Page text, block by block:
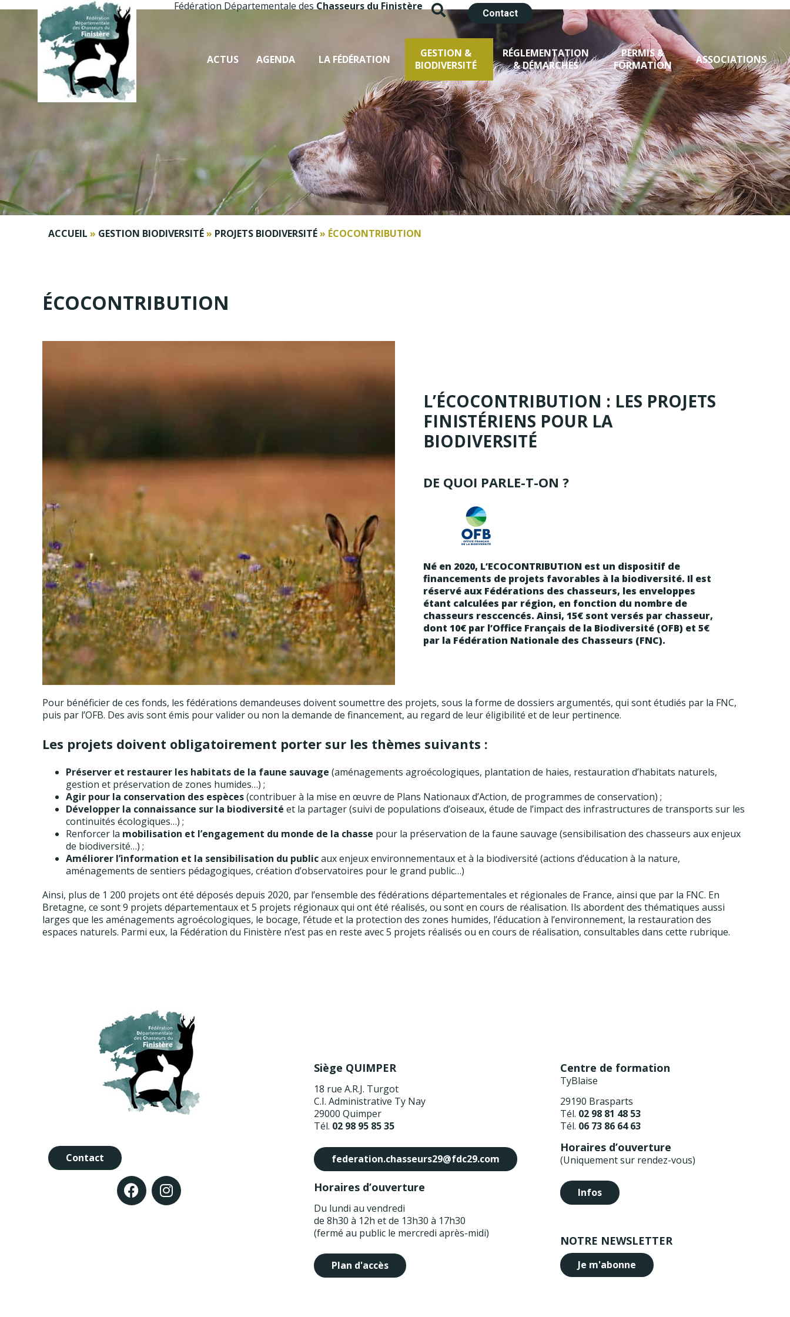
Fédération Départementale des Chasseurs du Finistère
Contact
ACTUS AGENDA LA FÉDÉRATION
GESTION &
BIODIVERSITÉ
RÉGLEMENTATION
& DÉMARCHES
PERMIS &
FORMATION
ASSOCIATIONS
ACCUEIL » GESTION BIODIVERSITÉ» PROJETS BIODIVERSITÉ» ÉCOCONTRIBUTION
ÉCOCONTRIBUTION
L’ÉCOCONTRIBUTION : LES PROJETS
FINISTÉRIENS POUR LA
BIODIVERSITÉ
DE QUOI PARLE-T-ON ?
Né en 2020, L’ECOCONTRIBUTION est un dispositif de
financements de projets favorables à la biodiversité. Il est
réservé aux Fédérations des chasseurs, les enveloppes
étant calculées par région, en fonction du nombre de
chasseurs resccencés. Ainsi, 15€ sont versés par chasseur,
dont 10€ par l’Office Français de la Biodiversité (OFB) et 5€
par la Fédération Nationale des Chasseurs (FNC).
Pour bénéficier de ces fonds, les fédérations demandeuses doivent soumettre des projets, sous la forme de dossiers argumentés, qui sont étudiés par la FNC,
puis par l’OFB. Des avis sont émis pour valider ou non la demande de financement, au regard de leur éligibilité et de leur pertinence.
Les projets doivent obligatoirement porter sur les thèmes suivants :
Préserver et restaurer les habitats de la faune sauvage (aménagements agroécologiques, plantation de haies, restauration d’habitats naturels,
gestion et préservation de zones humides…) ;
Agir pour la conservation des espèces(contribuer à la mise en œuvre de Plans Nationaux d’Action, de programmes de conservation) ;
Développer la connaissance sur la biodiversité et la partager (suivi de populations d’oiseaux, étude de l’impact des infrastructures de transports sur les
continuités écologiques…) ;
Renforcer la mobilisation et l’engagement du monde de la chasse pour la préservation de la faune sauvage (sensibilisation des chasseurs aux enjeux
de biodiversité…) ;
Améliorer l’information et la sensibilisation du publicaux enjeux environnementaux et à la biodiversité (actions d’éducation à la nature,
aménagements de sentiers pédagogiques, création d’observatoires pour le grand public…)
Ainsi, plus de 1 200 projets ont été déposés depuis 2020, par l’ensemble des fédérations départementales et régionales de France, ainsi que par la FNC. En
Bretagne, ce sont 9 projets départementaux et 5 projets régionaux qui ont été réalisés, ou sont en cours de réalisation. Ils abordent des thématiques aussi
larges que les aménagements agroécologiques, le bocage, l’étude et la protection des zones humides, l’éducation à l’environnement, la restauration des
espaces naturels. Parmi eux, la Fédération du Finistère n’est pas en reste avec 5 projets réalisés ou en cours de réalisation, consultables dans cette rubrique.
Contact
Siège QUIMPER
18 rue A.R.J. Turgot
C.I. Administrative Ty Nay
29000 Quimper
Tél. 02 98 95 85 35
federation.chasseurs29@fdc29.com
Horaires d’ouverture
Du lundi au vendredi
de 8h30 à 12h et de 13h30 à 17h30
(fermé au public le mercredi après-midi)
Plan d'accès
Centre de formation
TyBlaise
29190 Brasparts
Tél. 02 98 81 48 53
Tél. 06 73 86 64 63
Horaires d’ouverture
(Uniquement sur rendez-vous)
Infos
NOTRE NEWSLETTER
Je m'abonne